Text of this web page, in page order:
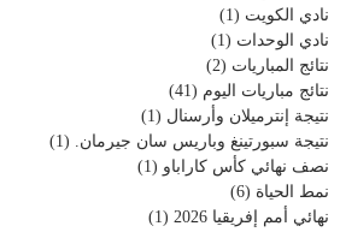
نادي الكويت (1)
نادي الوحدات (1)
نتائج المباريات (2)
نتائج مباريات اليوم (41)
نتيجة إنترميلان وأرسنال (1)
نتيجة سبورتينغ وباريس سان جيرمان. (1)
نصف نهائي كأس كاراباو (1)
نمط الحياة (6)
نهائي أمم إفريقيا 2026
(1)